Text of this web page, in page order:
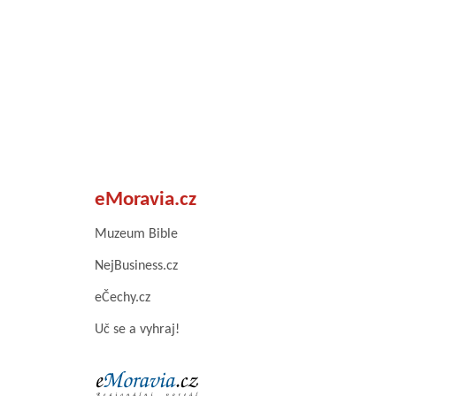
eMoravia.cz
Muzeum Bible
NejBusiness.cz
eČechy.cz
Uč se a vyhraj!